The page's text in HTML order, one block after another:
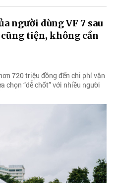
người dùng VF 7 sau
tiện, không cần
720 triệu đồng đến chi phí vận
chọn “dễ chốt” với nhiều người